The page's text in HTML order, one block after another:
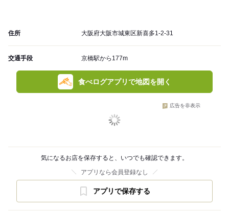
住所 大阪府大阪市城東区新喜多1-2-31
交通手段 京橋駅から177m
食べログアプリで地図を開く
広告を非表示
気になるお店を保存すると、いつでも確認できます。
アプリなら会員登録なし
アプリで保存する